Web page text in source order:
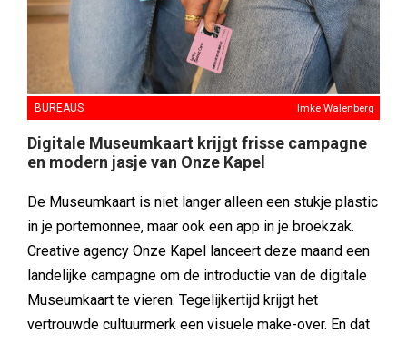
BUREAUS Imke Walenberg
Digitale Museumkaart krijgt frisse campagne
en modern jasje van Onze Kapel
De Museumkaart is niet langer alleen een stukje plastic
in je portemonnee, maar ook een app in je broekzak.
Creative agency Onze Kapel lanceert deze maand een
landelijke campagne om de introductie van de digitale
Museumkaart te vieren. Tegelijkertijd krijgt het
vertrouwde cultuurmerk een visuele make-over. En dat